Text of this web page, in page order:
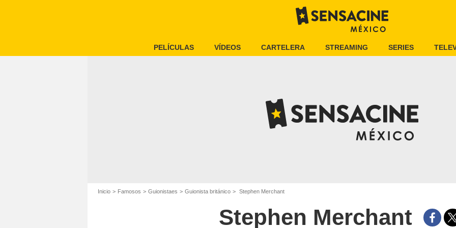
PELÍCULAS VÍDEOS CARTELERA STREAMING SERIES
Inicio Famosos Guionistaes Guionista británico Stephen Merchant
Stephen Merchant